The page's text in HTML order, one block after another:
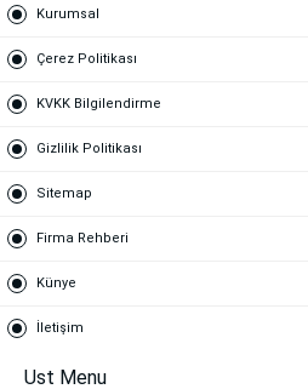
Kurumsal
Çerez Politikası
KVKK Bilgilendirme
Gizlilik Politikası
Sitemap
Firma Rehberi
Künye
İletişim
Ust Menu